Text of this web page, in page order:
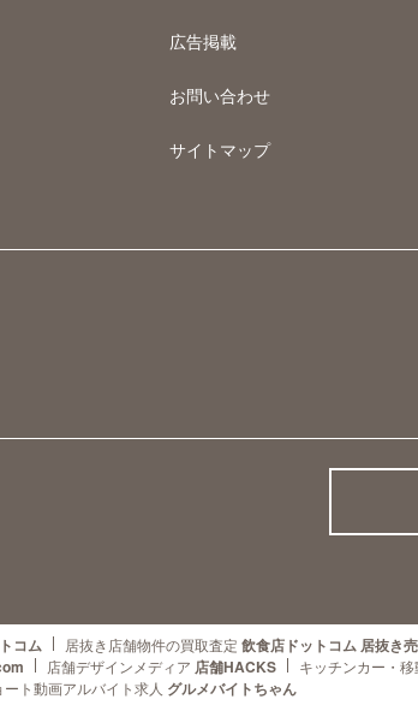
広告掲載
お問い合わせ
サイトマップ
コム 居抜き店舗物件の買取査定 飲食店ドットコム 居抜き
店舗デザインメディア 店舗HACKS キッチンカー・
ート動画アルバイト求人 グルメバイトちゃん